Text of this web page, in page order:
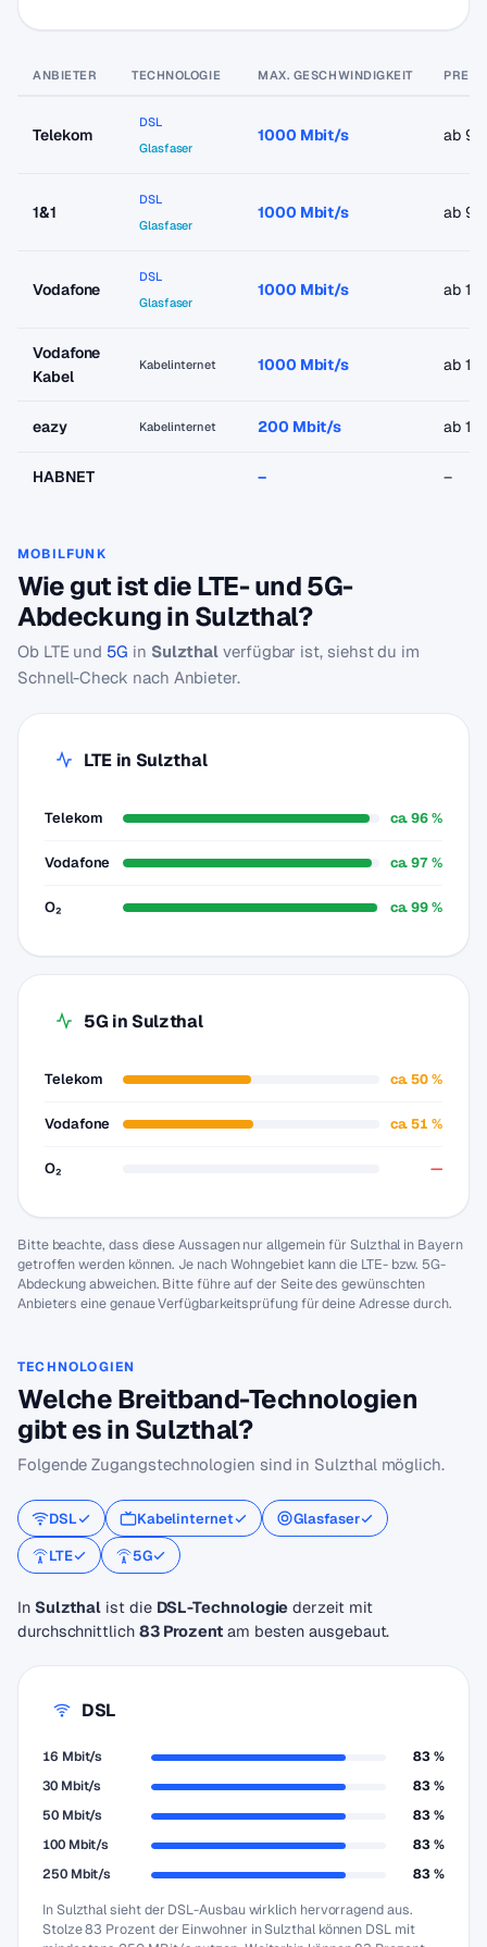
ANBIETER TECHNOLOGIE MAX. GESCHWINDIGKEIT PREIS
Telekom
DSL
Glasfaser
1000 Mbit/s ab
1&1
DSL
Glasfaser
1000 Mbit/s ab
Vodafone
DSL
Glasfaser
1000 Mbit/s ab
Vodafone
Kabel
Kabelinternet 1000 Mbit/s ab
eazy Kabelinternet 200 Mbit/s ab
HABNET – –
MOBILFUNK
Wie gut ist die LTE- und 5G-
Abdeckung in Sulzthal?
Ob LTE und 5G in Sulzthal verfügbar ist, siehst du im
Schnell-Check nach Anbieter.
LTE in Sulzthal
Telekom ca. 96 %
Vodafone ca. 97 %
O₂ ca. 99 %
5G in Sulzthal
Telekom ca. 50 %
Vodafone ca. 51 %
O₂ —
Bitte beachte, dass diese Aussagen nur allgemein für Sulzthal in Bayern
getroffen werden können. Je nach Wohngebiet kann die LTE- bzw. 5G-
Abdeckung abweichen. Bitte führe auf der Seite des gewünschten
Anbieters eine genaue Verfügbarkeitsprüfung für deine Adresse durch.
TECHNOLOGIEN
Welche Breitband-Technologien
gibt es in Sulzthal?
Folgende Zugangstechnologien sind in Sulzthal möglich.
DSL Kabelinternet
Glasfaser
LTE
5G
In Sulzthal ist die DSL-Technologie derzeit mit
durchschnittlich 83 Prozentam besten ausgebaut.
DSL
16 Mbit/s
83 %
30 Mbit/s
83 %
50 Mbit/s
83 %
100 Mbit/s
83 %
250 Mbit/s
83 %
In Sulzthal sieht der DSL-Ausbau wirklich hervorragend aus.
Stolze 83 Prozent der Einwohner in Sulzthal können DSL mit